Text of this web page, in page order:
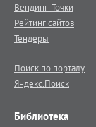
Вендинг-Точки
Рейтинг сайтов
Тендеры
Поиск по порталу
Яндекс.Поиск
Библиотека